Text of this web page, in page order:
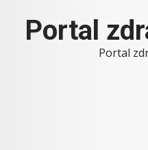
contentPortal
Portal